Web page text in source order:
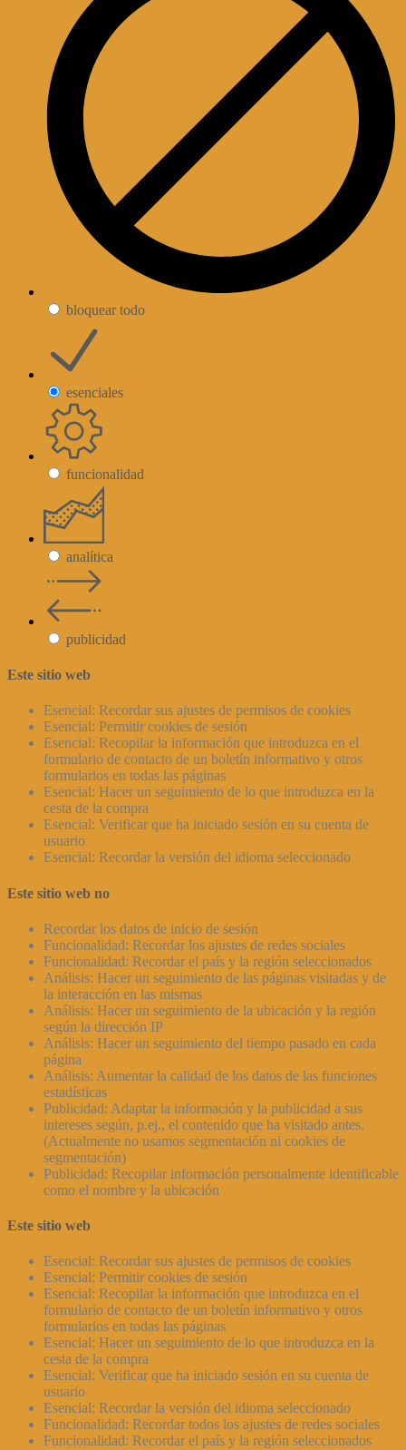
bloquear todo
esenciales
funcionalidad
analítica
publicidad
Este sitio web
Esencial: Recordar sus ajustes de permisos de cookies
Esencial: Permitir cookies de sesión
Esencial: Recopilar la información que introduzca en el
formulario de contacto de un boletín informativo y otros
formularios en todas las páginas
Esencial: Hacer un seguimiento de lo que introduzca en la
cesta de la compra
Esencial: Verificar que ha iniciado sesión en su cuenta de
usuario
Esencial: Recordar la versión del idioma seleccionado
Este sitio web no
Recordar los datos de inicio de sesión
Funcionalidad: Recordar los ajustes de redes sociales
Funcionalidad: Recordar el país y la región seleccionados
Análisis: Hacer un seguimiento de las páginas visitadas y de
la interacción en las mismas
Análisis: Hacer un seguimiento de la ubicación y la región
según la dirección IP
Análisis: Hacer un seguimiento del tiempo pasado en cada
página
Análisis: Aumentar la calidad de los datos de las funciones
estadísticas
Publicidad: Adaptar la información y la publicidad a sus
intereses según, p.ej., el contenido que ha visitado antes.
(Actualmente no usamos segmentación ni cookies de
segmentación)
Publicidad: Recopilar información personalmente identificable
como el nombre y la ubicación
Este sitio web
Esencial: Recordar sus ajustes de permisos de cookies
Esencial: Permitir cookies de sesión
Esencial: Recopilar la información que introduzca en el
formulario de contacto de un boletín informativo y otros
formularios en todas las páginas
Esencial: Hacer un seguimiento de lo que introduzca en la
cesta de la compra
Esencial: Verificar que ha iniciado sesión en su cuenta de
usuario
Esencial: Recordar la versión del idioma seleccionado
Funcionalidad: Recordar todos los ajustes de redes sociales
Funcionalidad: Recordar el país y la región seleccionados